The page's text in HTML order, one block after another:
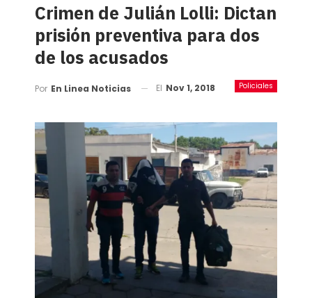
Crimen de Julián Lolli: Dictan
prisión preventiva para dos
de los acusados
Policiales
Por En Linea Noticias El Nov 1, 2018